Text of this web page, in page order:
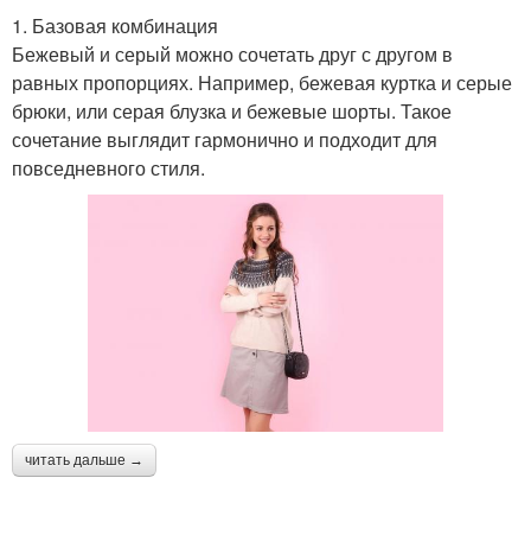
1. Базовая комбинация
Бежевый и серый можно сочетать друг с другом в
равных пропорциях. Например, бежевая куртка и серые
брюки, или серая блузка и бежевые шорты. Такое
сочетание выглядит гармонично и подходит для
повседневного стиля.
читать дальше →